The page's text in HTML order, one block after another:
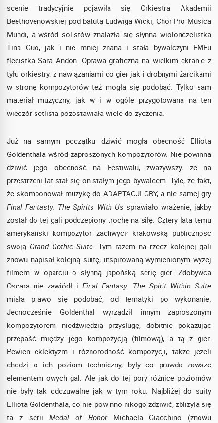
scenie tradycyjnie pojawiła się Orkiestra Akademii
Beethovenowskiej pod batutą Ludwiga Wicki, Chór Pro Musica
Mundi, a wśród solistów znalazła się słynna wiolonczelistka
Tina Guo, jak i nie mniej znana i stała bywalczyni FMFu
flecistka Sara Andon. Oprawa graficzna na wielkim ekranie z
tyłu orkiestry, z nawiązaniami do gier jak i drobnymi żarcikami
w stronę kompozytorów też mogła się podobać. Tylko sam
materiał muzyczny, jak w i w ogóle przygotowana na ten
wieczór setlista pozostawiała wiele do życzenia.
Już na samym początku dziwić mogła obecność Elliota
Goldenthala wśród zaproszonych kompozytorów. Nie powinna
dziwić jego obecność na Festiwalu, zważywszy, że na
przestrzeni lat stał się on stałym jego bywalcem. Tyle, że fakt,
że skomponował muzykę do ADAPTACJI GRY, a nie samej gry
Final Fantasty: The Spirits With Us sprawiało wrażenie, jakby
został do tej gali podczepiony trochę na siłę. Cztery lata temu
amerykański kompozytor zachwycił krakowską publiczność
swoją Grand Gothic Suite. Tym razem na rzecz kolejnej gali
znowu napisał kolejną suitę, inspirowaną wymienionym wyżej
filmem w oparciu o słynną japońską serię gier. Zdobywca
Oscara nie zawiódł i Final Fantasy: The Spirit Within Suite
miała prawo się podobać, od tematyki po wykonanie.
Jednocześnie Goldenthal wyrządził innym zaproszonym
kompozytorem niedźwiedzią przysługę, dobitnie pokazując
przepaść między jego kompozycją (filmową), a tą z gier.
Pewien eklektyzm i różnorodność kompozycji, także jeżeli
chodzi o ich poziom techniczny, były co prawda zawsze
elementem owych gal. Ale jak do tej pory różnice poziomów
nie były tak odczuwalne jak w tym roku. Najbliżej do suity
Elliota Goldenthala, co nie powinno nikogo zdziwić, zbliżyła się
ta z seriiMedal of HonorMichaela Giacchino (znowu